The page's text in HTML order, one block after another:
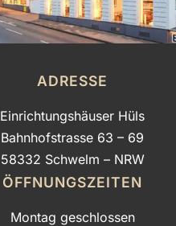
ADRESSE
Einrichtungshäuser Hüls
Bahnhofstrasse 63 – 69
58332 Schwelm – NRW
ÖFFNUNGSZEITEN
Montag geschlossen